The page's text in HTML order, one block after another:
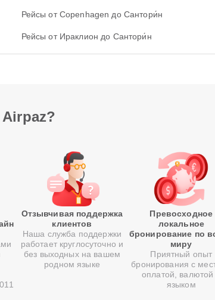
Рейсы от Copenhagen до Сантори́н
Рейсы от Ираклион до Сантори́н
Отзывчивая поддержка
клиентов
Наша служба поддержки
работает круглосуточно и
без выходных на вашем
родном языке
Превосходное
локальное
бронирование по
миру
Приятный опыт
бронирования с
оплатой, валютой
языком